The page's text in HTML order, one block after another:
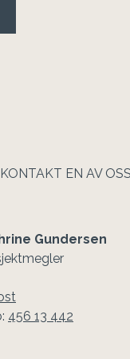
EN AV
Gundersen
456 13 442